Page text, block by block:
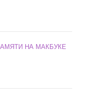
НА МАКБУКЕ